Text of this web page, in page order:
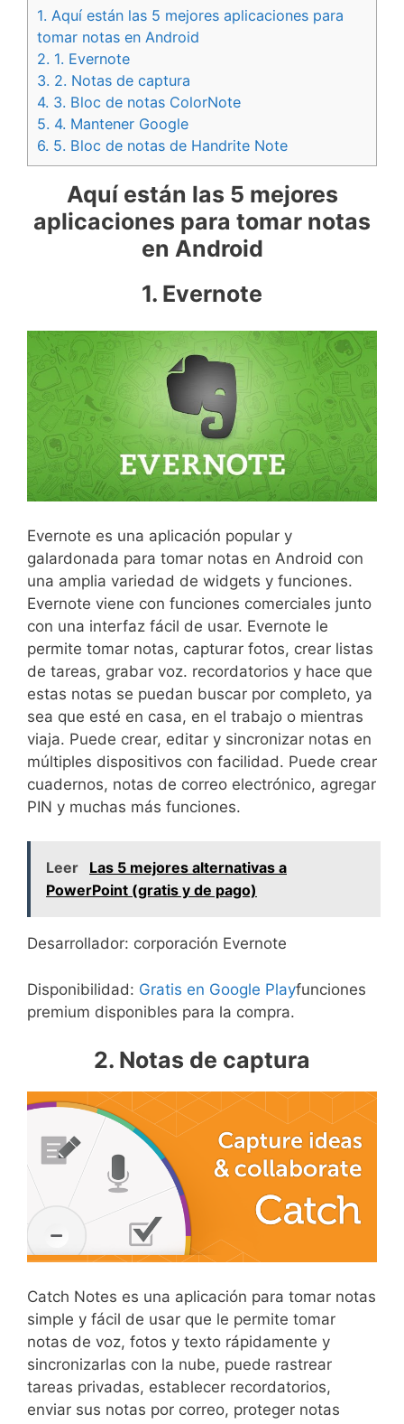
1. Aquí están las 5 mejores aplicaciones para
tomar notas en Android
2. 1. Evernote
3. 2. Notas de captura
4. 3. Bloc de notas ColorNote
5. 4. Mantener Google
6. 5. Bloc de notas de Handrite Note
Aquí están las 5 mejores
aplicaciones para tomar notas
en Android
1. Evernote
Evernote es una aplicación popular y
galardonada para tomar notas en Android con
una amplia variedad de widgets y funciones.
Evernote viene con funciones comerciales junto
con una interfaz fácil de usar. Evernote le
permite tomar notas, capturar fotos, crear listas
de tareas, grabar voz. recordatorios y hace que
estas notas se puedan buscar por completo, ya
sea que esté en casa, en el trabajo o mientras
viaja. Puede crear, editar y sincronizar notas en
múltiples dispositivos con facilidad. Puede crear
cuadernos, notas de correo electrónico, agregar
PIN y muchas más funciones.
Leer
Las 5 mejores alternativas a
PowerPoint (gratis y de pago)
Desarrollador: corporación Evernote
Disponibilidad: Gratis en Google Playfunciones
premium disponibles para la compra.
2. Notas de captura
Catch Notes es una aplicación para tomar notas
simple y fácil de usar que le permite tomar
notas de voz, fotos y texto rápidamente y
sincronizarlas con la nube, puede rastrear
tareas privadas, establecer recordatorios,
enviar sus notas por correo, proteger notas